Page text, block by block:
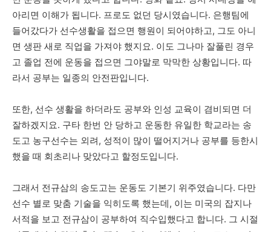
아리면 이해가 됩니다. 프로도 없던 당시였습니다. 은행팀에
들어갔다가 선수생활을 접으면 행원이 되어야하고, 그도 아니
면 생판 새로 직업을 가져야 했지요. 이도 그나마 잘풀린 경우
고 졸업 전에 운동을 접으면 그야말로 막막한 상황입니다. 따
라서 공부는 일종의 안전판입니다.
또한, 선수 생활을 하더라도 공부와 인성 교육이 겸비되면 더
잘하겠지요. 구타 한번 안 당하고 운동한 유일한 학교라는 송
도고 농구선수는 외려, 성적이 많이 떨어지거나 공부를 등한시
했을 때 회초리나 맞았다고 할정도입니다.
그래서 전규삼의 송도고는 운동도 기본기 위주였습니다. 다만
선수 별로 맞춤 기술을 익히도록 했는데, 이는 미국의 잡지나
서적을 보고 전규삼이 공부하여 직수입했다고 합니다. 그 시절